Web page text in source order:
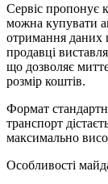
Сервіс пропонує
можна купувати
отримання даних
продавці
що дозволяє
розмір коштів.
Формат
транспорт
максимально
Особливості